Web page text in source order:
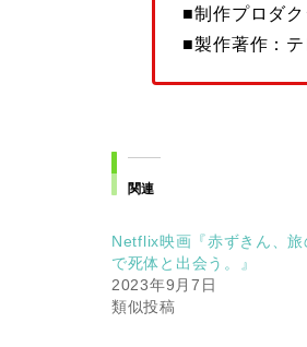
■制作プロダ
■製作著作：テ
関連
Netflix映画『赤ずきん、旅
で死体と出会う。』
2023年9月7日
類似投稿